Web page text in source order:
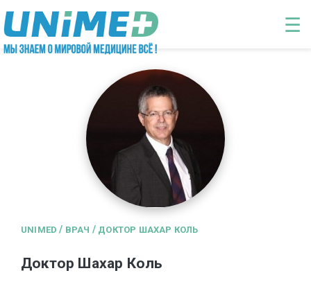
Перейти к основному содержанию
☰
UNIMED / ВРАЧ / ДОКТОР ШАХАР КОЛЬ
Доктор Шахар Коль